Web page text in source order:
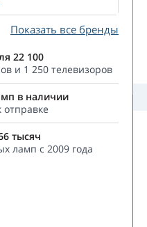
Показать все бренды
22 100
и 1 250 телевизоров
в наличии
отправке
тысяч
ламп с 2009 года